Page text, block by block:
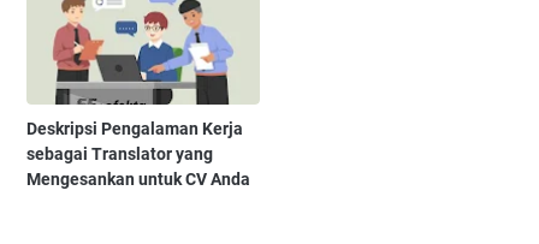
Deskripsi Pengalaman Kerja
sebagai Translator yang
Mengesankan untuk CV Anda